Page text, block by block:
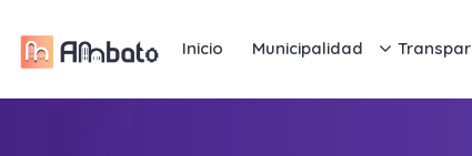
Inicio Municipalidad